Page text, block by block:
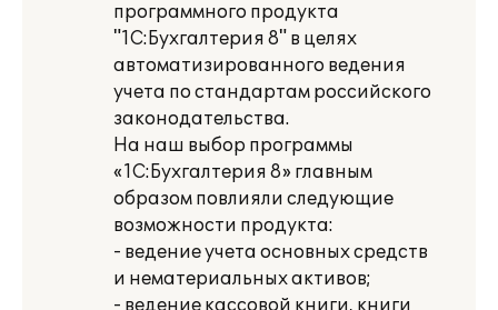
программного продукта
"1С:Бухгалтерия 8" в целях
автоматизированного ведения
учета по стандартам российского
законодательства.
На наш выбор программы
«1С:Бухгалтерия 8» главным
образом повлияли следующие
возможности продукта:
- ведение учета основных средств
и нематериальных активов;
- ведение кассовой книги, книги